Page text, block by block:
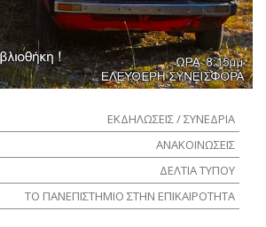
ΕΚΔΗΛΩΣΕΙΣ / ΣΥΝΕΔΡΙΑ
ΑΝΑΚΟΙΝΩΣΕΙΣ
ΔΕΛΤΙΑ ΤΥΠΟΥ
ΤΟ ΠΑΝΕΠΙΣΤΗΜΙΟ ΣΤΗΝ ΕΠΙΚΑΙΡΟΤΗΤΑ